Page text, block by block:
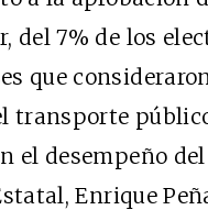
del 7% de los
que
transporte
el desempeño
Enrique